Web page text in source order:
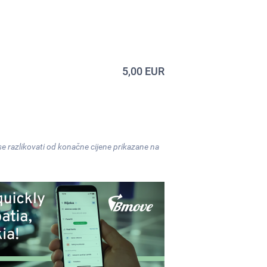
5,00 EUR
razlikovati od konačne cijene prikazane na